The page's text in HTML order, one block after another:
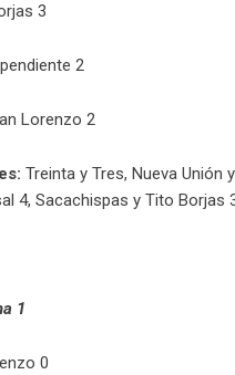
3
2
Lorenzo 2
Treinta y Tres, Nueva Unión
4, Sacachispas y Tito Borjas
1
0